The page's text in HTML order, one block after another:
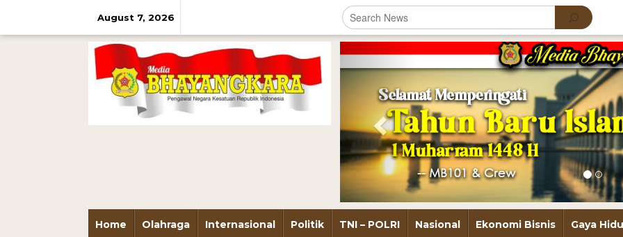
August 7, 2026
Previous
Home Olahraga Internasional Politik TNI – POLRI Nasional Ekonomi Bisnis Gaya